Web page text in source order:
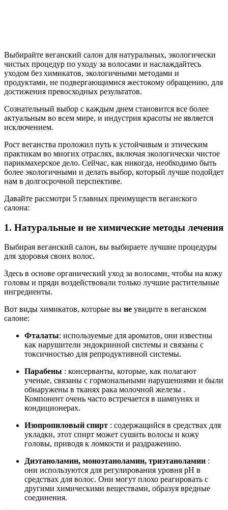
Выбирайте веганский салон для натуральных, экологически
чистых процедур по уходу за волосами и наслаждайтесь
уходом без химикатов, экологичными методами и
продуктами, не подвергающимися жестокому обращению, для
достижения превосходных результатов.
Сознательный выбор с каждым днем ​​становится все более
актуальным во всем мире, и индустрия красоты не является
исключением.
Рост веганства проложил путь к устойчивым и этическим
практикам во многих отраслях, включая экологически чистое
парикмахерское дело. Сейчас, как никогда, необходимо быть
более экологичными и делать выбор, который лучше подойдет
нам в долгосрочной перспективе.
Давайте рассмотри 5 главных преимуществ веганского
салона:
1. Натуральные и не химические методы лечения
Выбирая веганский салон, вы выбираете лучшие процедуры
для здоровья своих волос.
Здесь в основе органический уход за волосами, чтобы на кожу
головы и пряди воздействовали только лучшие растительные
ингредиенты.
Вот виды химикатов, которые вы не увидите в веганском
салоне:
Фталаты: используемые для ароматов, они известны
как нарушители эндокринной системы и связаны с
токсичностью для репродуктивной системы.
Парабены : консерванты, которые, как полагают
ученые, связаны с гормональными нарушениями и были
обнаружены в тканях рака молочной железы .
Компонент очень часто встречается в шампунях и
кондиционерах.
Изопропиловый спирт : содержащийся в средствах для
укладки, этот спирт может сушить волосы и кожу
головы, приводя к ломкости и раздражению.
Диэтаноламин, моноэтаноламин, триэтаноламин :
они используются для регулирования уровня pH в
средствах для волос. Они могут плохо реагировать с
другими химическими веществами, образуя вредные
соединения.